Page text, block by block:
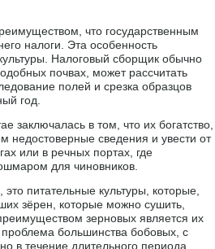
что государственным
налоги. Эта особенность
Налоговый сборщик обычно
почвах, может рассчитать
полей и срезка образцов
год.
заключалась в том, что их богатство,
недостоверные сведения и увести от
или в речных портах, где
для чиновников.
питательные культуры, которые,
зёрен, которые можно сушить,
зерновых является их
большинства бобовых, с
в течение длительного периода